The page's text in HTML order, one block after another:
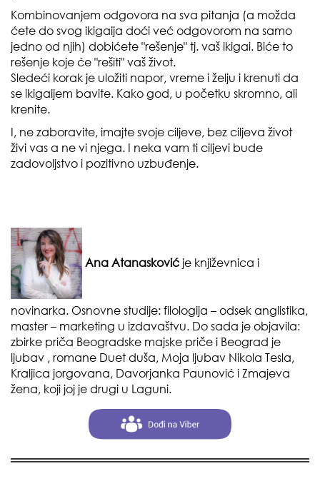
Kombinovanjem odgovora na sva pitanja (a možda
ćete do svog ikigaija doći već odgovorom na samo
jedno od njih) dobićete "rešenje" tj. vaš ikigai. Biće to
rešenje koje će "rešiti" vaš život.
Sledeći korak je uložiti napor, vreme i želju i krenuti da
se ikigaijem bavite. Kako god, u početku skromno, ali
krenite.
I, ne zaboravite, imajte svoje ciljeve, bez ciljeva život
živi vas a ne vi njega. I neka vam ti ciljevi bude
zadovoljstvo i pozitivno uzbuđenje.
Ana Atanasković je književnica i
novinarka. Osnovne studije: filologija – odsek anglistika,
master – marketing u izdavaštvu. Do sada je objavila:
zbirke priča Beogradske majske priče i Beograd je
ljubav , romane Duet duša, Moja ljubav Nikola Tesla,
Kraljica jorgovana, Davorjanka Paunović i Zmajeva
žena, koji joj je drugi u Laguni.